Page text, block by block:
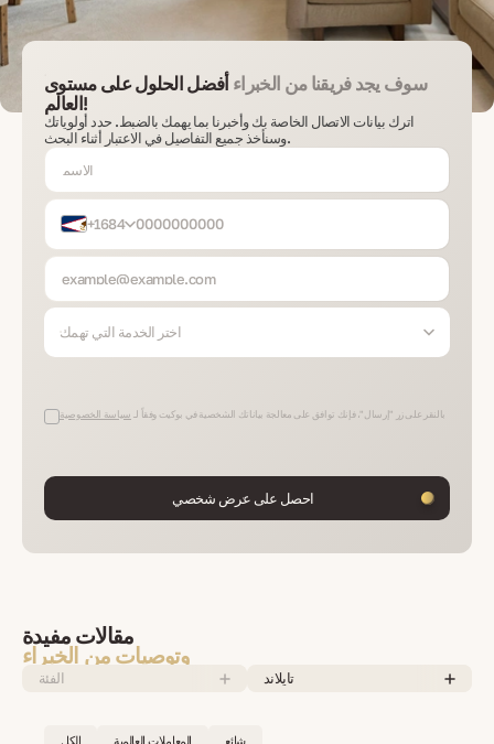
سوف يجد فريقنا من الخبراءأفضل الحلول على مستوى
العالم!
اترك بيانات الاتصال الخاصة بك وأخبرنا بما يهمك بالضبط. حدد أولوياتك
وسنأخذ جميع التفاصيل في الاعتبار أثناء البحث.
+1684
اختر الخدمة التي تهمك
بالنقر على زر "إرسال"، فإنك توافق على معالجة بياناتك الشخصية في بوكيت وفقاً لـ سياسة الخصوصية
احصل على عرض شخصي
مقالات مفيدة
وتوصيات من الخبراء
الفئة تايلاند
الكل المعاملات العالمية شائع